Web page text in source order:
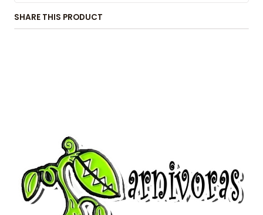
SHARE THIS PRODUCT